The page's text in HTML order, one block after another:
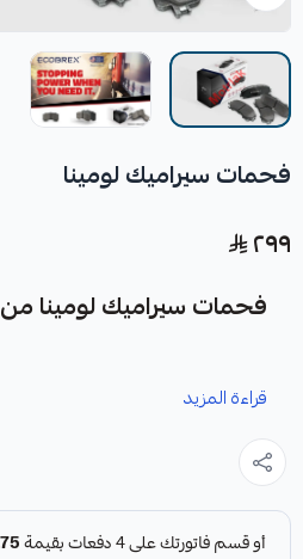
فحمات سيراميك لومينا
٢٩٩
فحمات سيراميك لومينا من Ecobrex
من شركة Ecobrex الأمريكية.
المميزات:
قراءة المزيد